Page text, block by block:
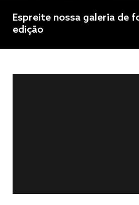
Espreite nossa galeria de
edição